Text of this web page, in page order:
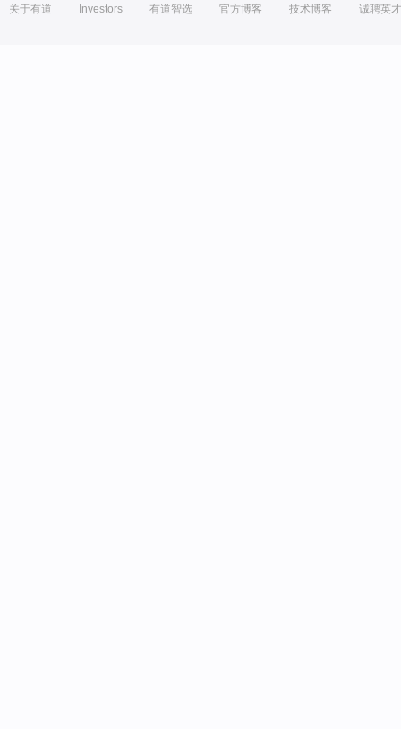
关于有道 Investors 有道智选 官方博客 技术博客 诚聘英才